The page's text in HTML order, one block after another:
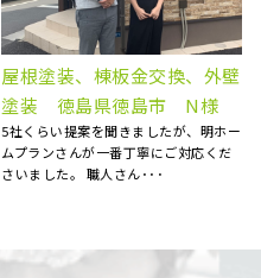
ベランダFRP防水工事、屋根
カバー工事、外壁塗装、庇補
修工事 徳島県徳島市 K様
15年前にマイホームを購入してから、
特にお手入れはしておらず、ある時庇